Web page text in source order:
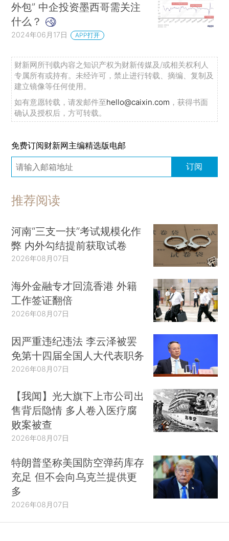
外包” 中企投资墨西哥需关注
什么？
2024年06月17日 APP打开
财新网所刊载内容之知识产权为财新传媒及/或相关权利人
专属所有或持有。未经许可，禁止进行转载、摘编、复制及
建立镜像等任何使用。
如有意愿转载，请发邮件至hello@caixin.com ，获得书面
确认及授权后，方可转载。
免费订阅财新网主编精选版电邮
订阅
推荐阅读
河南“三支一扶”考试规模化作
弊 内外勾结提前获取试卷
2026年08月07日
海外金融专才回流香港 外籍
工作签证翻倍
2026年08月07日
因严重违纪违法 李云泽被罢
免第十四届全国人大代表职务
2026年08月07日
【我闻】光大旗下上市公司出
售背后隐情 多人卷入医疗腐
败案被查
2026年08月07日
特朗普坚称美国防空弹药库存
充足 但不会向乌克兰提供更
多
2026年08月07日